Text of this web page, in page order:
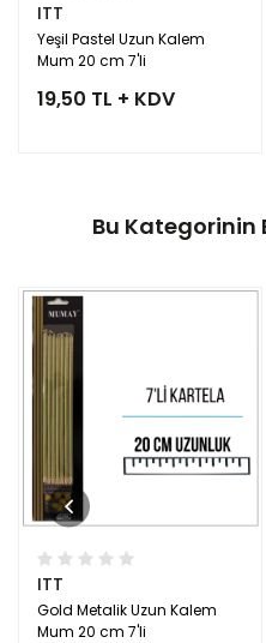
ITT
Yeşil Pastel Uzun Kalem
Mum 20 cm 7'li
19,50 TL + KDV
Bu Kategorinin
ITT
Gold Metalik Uzun Kalem
Mum 20 cm 7'li